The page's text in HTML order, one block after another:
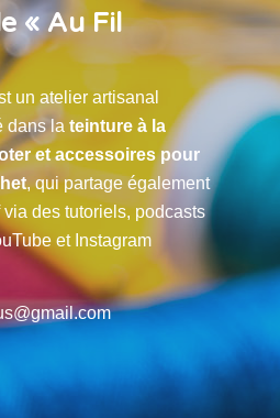
« Au Fil
un atelier artisanal
dans la teinture à la
et accessoires pour
, qui partage également
des tutoriels, podcasts
et Instagram